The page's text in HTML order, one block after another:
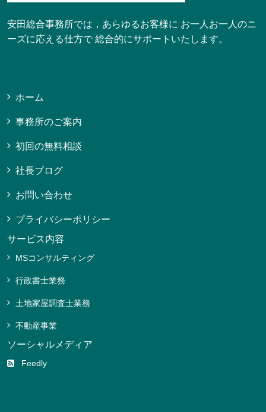
安田総合事務所では，あらゆるお客様に お一人お一人のニ
ーズに応える仕方で 総合的にサポートいたします。
ホーム
事務所のご案内
初回の無料相談
社長ブログ
お問い合わせ
プライバシーポリシー
サービス内容
MSコンサルティング
行政書士業務
土地家屋調査士業務
不動産事業
ソーシャルメディア
Feedly